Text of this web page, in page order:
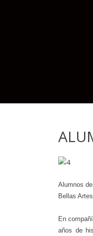
Alumnos
Bellas
En
años de